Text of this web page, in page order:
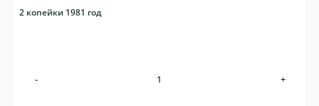
2 копейки 1981 год
- +